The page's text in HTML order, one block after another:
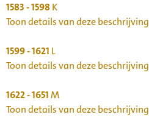
1583 - 1598K
Toon details van deze beschrijving
1599 - 1621 L
Toon details van deze beschrijving
1622 - 1651M
Toon details van deze beschrijving